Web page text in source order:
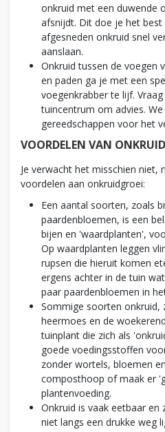
onkruid met een duwende
afsnijdt. Dit doe je het
afgesneden onkruid snel
aanslaan.
Onkruid tussen de voegen
en paden ga je met een
voegenkrabber te lijf.
tuincentrum om advies.
gereedschappen voor het
VOORDELEN VAN ONKRUID
Je verwacht het misschien niet,
voordelen aan onkruidgroei:
Een aantal soorten, zoals
paardenbloemen, is een
bijen en 'waardplanten',
Op waardplanten leggen
rupsen die hieruit komen
ergens achter in de tuin
paar paardenbloemen in
Sommige soorten onkruid,
heermoes en de
tuinplant die zich als
goede voedingsstoffen
zonder wortels, bloemen
composthoop of maak er
plantenvoeding.
Onkruid is vaak eetbaar
niet langs een drukke weg